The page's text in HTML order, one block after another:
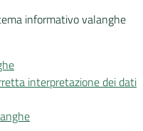
informativo valanghe
interpretazione dei dati